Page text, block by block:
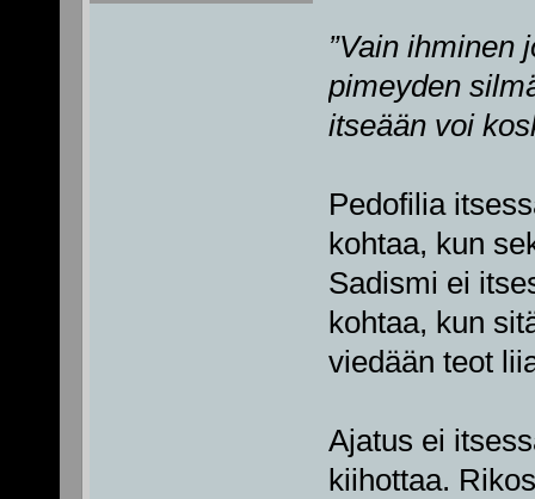
”Vain ihminen
pimeyden
itseään voi
Pedofilia
kohtaa, kun
Sadismi ei
kohtaa, kun
viedään teot
Ajatus ei
kiihottaa.